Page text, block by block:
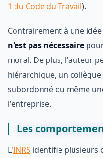
1 du Code du Travail).
Contrairement à une idée
n'est pas nécessaire
moral. De plus, l'auteur
hiérarchique, un
subordonné ou même
l'entreprise.
Les
L'INRS identifie plusieurs